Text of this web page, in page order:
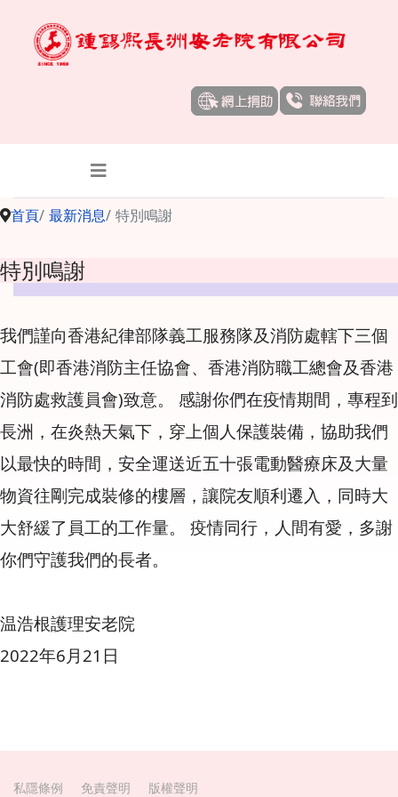
首頁 最新消息 特別鳴謝
特別鳴謝
我們謹向香港紀律部隊義工服務隊及消防處轄下三個
工會(即香港消防主任協會、香港消防職工總會及香港
消防處救護員會)致意。 感謝你們在疫情期間，專程到
長洲，在炎熱天氣下，穿上個人保護裝備，協助我們
以最快的時間，安全運送近五十張電動醫療床及大量
物資往剛完成裝修的樓層，讓院友順利遷入，同時大
大舒緩了員工的工作量。 疫情同行，人間有愛，多謝
你們守護我們的長者。
温浩根護理安老院
2022年6月21日
私隱條例 免責聲明 版權聲明